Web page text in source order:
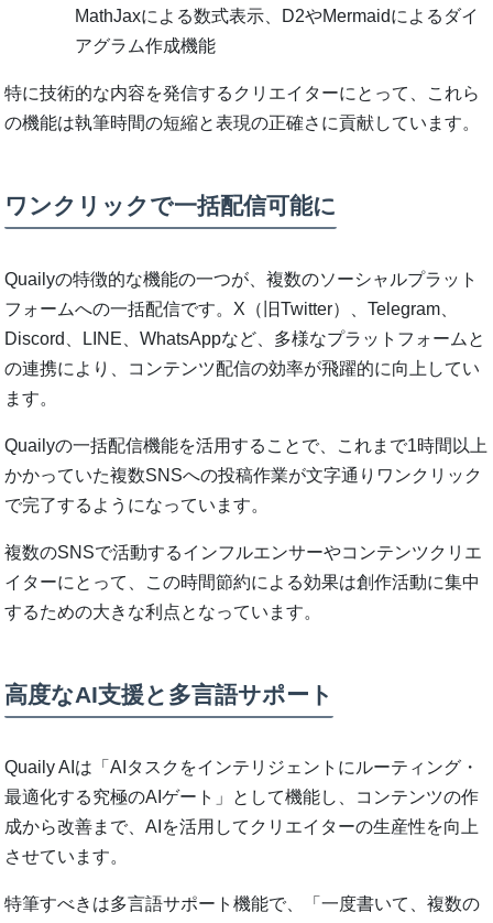
MathJaxによる数式表示、D2やMermaidによるダイ
アグラム作成機能
特に技術的な内容を発信するクリエイターにとって、これら
の機能は執筆時間の短縮と表現の正確さに貢献しています。
ワンクリックで一括配信可能に
Quailyの特徴的な機能の一つが、複数のソーシャルプラット
フォームへの一括配信です。X（旧Twitter）、Telegram、
Discord、LINE、WhatsAppなど、多様なプラットフォームと
の連携により、コンテンツ配信の効率が飛躍的に向上してい
ます。
Quailyの一括配信機能を活用することで、これまで1時間以上
かかっていた複数SNSへの投稿作業が文字通りワンクリック
で完了するようになっています。
複数のSNSで活動するインフルエンサーやコンテンツクリエ
イターにとって、この時間節約による効果は創作活動に集中
するための大きな利点となっています。
高度なAI支援と多言語サポート
Quaily AIは「AIタスクをインテリジェントにルーティング・
最適化する究極のAIゲート」として機能し、コンテンツの作
成から改善まで、AIを活用してクリエイターの生産性を向上
させています。
特筆すべきは多言語サポート機能で、「一度書いて、複数の